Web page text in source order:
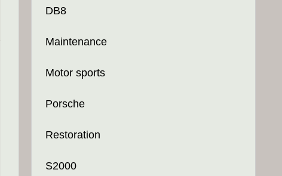
DB8
Maintenance
Motor sports
Porsche
Restoration
S2000